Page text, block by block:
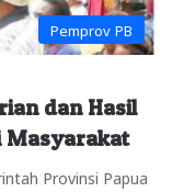
Pemprov PB
dan Hasil
Masyarakat
Provinsi Papua